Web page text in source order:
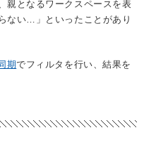
親となるワークスペースを表
ない…」といったことがあり
期でフィルタを行い、結果を